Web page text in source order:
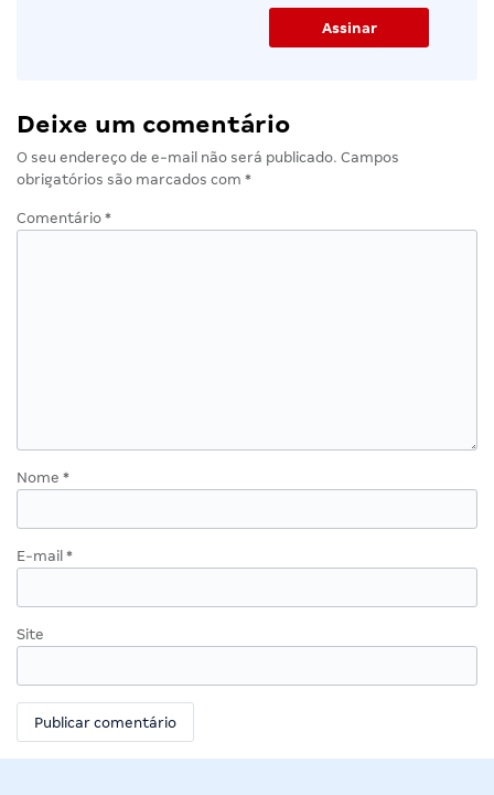
Deixe um comentário
O seu endereço de e-mail não será publicado. Campos
obrigatórios são marcados com *
Comentário *
Nome *
E-mail *
Site